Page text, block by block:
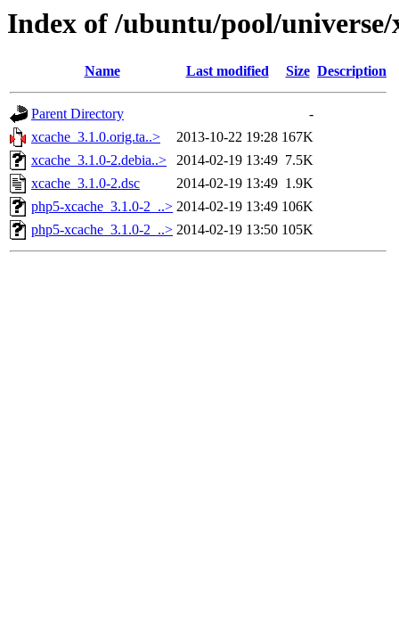
Index of /ubuntu/pool/universe/
Name Last modified Size Description
Parent Directory
-
xcache_3.1.0.orig.ta..>
2013-10-22 19:28 167K
xcache_3.1.0-2.debia..>
2014-02-19 13:49 7.5K
xcache_3.1.0-2.dsc
2014-02-19 13:49 1.9K
php5-xcache_3.1.0-2_..> 2014-02-19 13:49 106K
php5-xcache_3.1.0-2_..> 2014-02-19 13:50 105K